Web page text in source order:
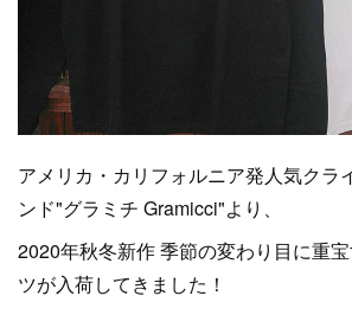
アメリカ・カリフォルニア発人気クラ
ンド"グラミチ Gramicci"より、
2020年秋冬新作 季節の変わり目に重
ツが入荷してきました！